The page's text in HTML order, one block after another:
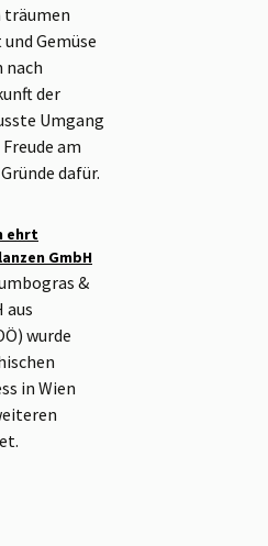
träumen
Gemüse
nach
der
Umgang
am
dafür.
ehrt
GmbH
&
aus
wurde
in Wien